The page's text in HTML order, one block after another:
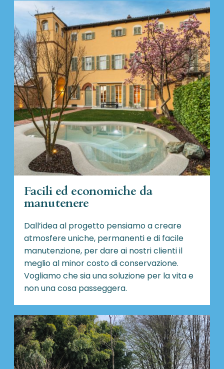
Facili ed economiche da
manutenere
Dall’idea al progetto pensiamo a creare
atmosfere uniche, permanenti e di facile
manutenzione, per dare ai nostri clienti il
meglio al minor costo di conservazione.
Vogliamo che sia una soluzione per la vita e
non una cosa passeggera.